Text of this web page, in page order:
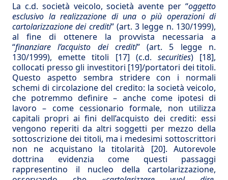
La c.d. società veicolo, società avente per “oggetto
esclusivo la realizzazione di una o più operazioni di
cartolarizzazione dei crediti” (art. 3 legge n. 130/1999),
al fine di ottenere la provvista necessaria a
“finanziare l’acquisto dei crediti” (art. 5 legge n.
130/1999), emette titoli [17] (c.d. securities) [18],
collocati presso gli investitori [19]/portatori dei titoli.
Questo aspetto sembra stridere con i normali
schemi di circolazione del credito: la società veicolo,
che potremmo definire – anche come ipotesi di
lavoro – come cessionario formale, non utilizza
capitali propri ai fini dell’acquisto dei crediti: essi
vengono reperiti da altri soggetti per mezzo della
sottoscrizione dei titoli, ma i medesimi sottoscrittori
non ne acquistano la titolarità [20]. Autorevole
dottrina evidenzia come questi passaggi
rappresentino il nucleo della cartolarizzazione,